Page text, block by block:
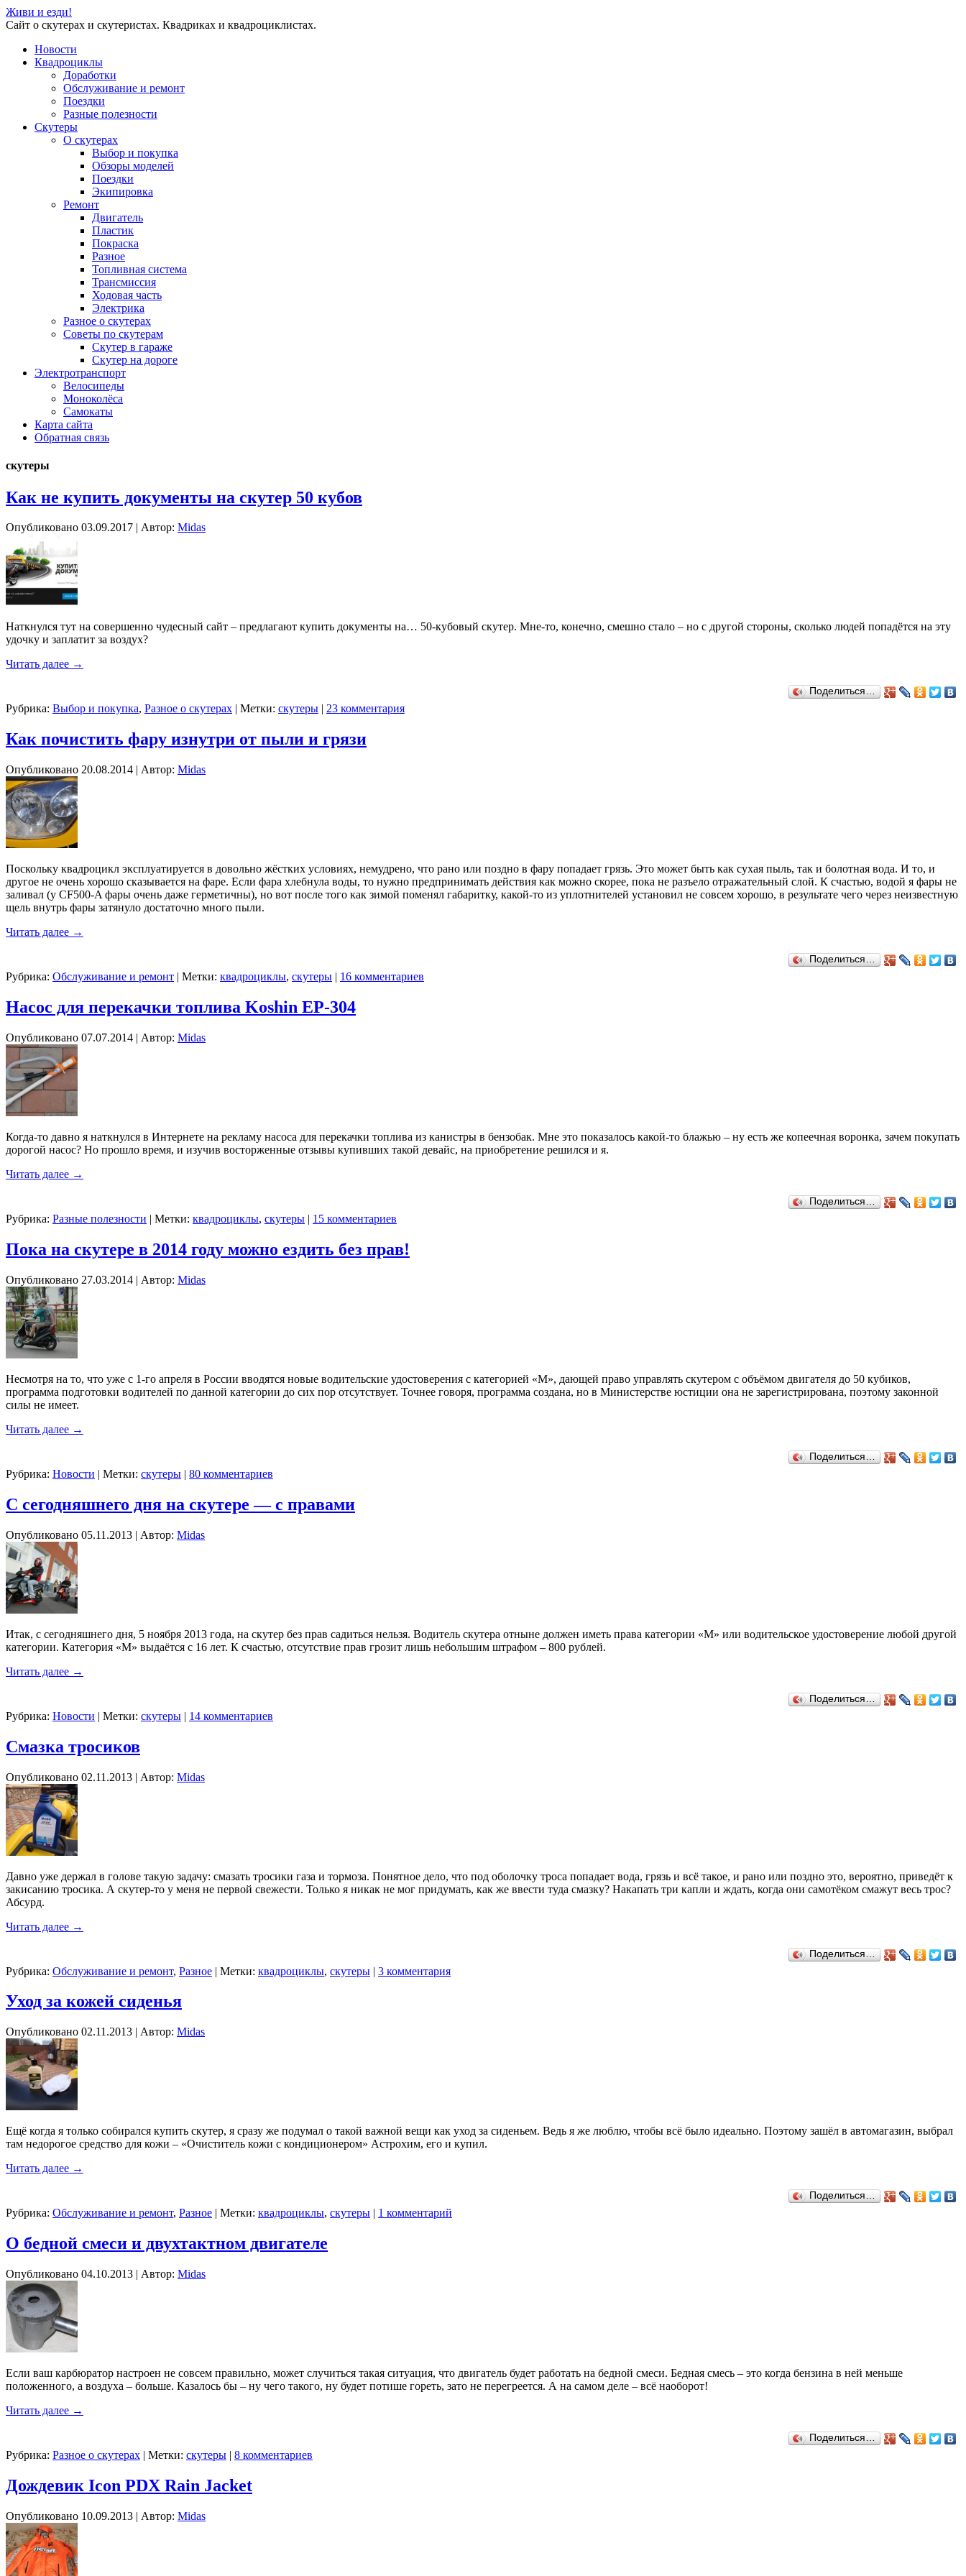
Живи и езди!
Сайт о скутерах и скутеристах. Квадриках и квадроциклистах.
Новости
Квадроциклы
Доработки
Обслуживание и ремонт
Поездки
Разные полезности
Скутеры
О скутерах
Выбор и покупка
Обзоры моделей
Поездки
Экипировка
Ремонт
Двигатель
Пластик
Покраска
Разное
Топливная система
Трансмиссия
Ходовая часть
Электрика
Разное о скутерах
Советы по скутерам
Скутер в гараже
Скутер на дороге
Электротранспорт
Велосипеды
Моноколёса
Самокаты
Карта сайта
Обратная связь
скутеры
Как не купить документы на скутер 50 кубов
Опубликовано 03.09.2017 | Автор: Midas
Наткнулся тут на совершенно чудесный сайт – предлагают купить документы на… 50-кубовый скутер. Мне-то, конечно, смешно стало – но с другой стороны, сколько людей попадётся на эту
удочку и заплатит за воздух?
Читать далее →
Поделиться…
Рубрика: Выбор и покупка, Разное о скутерах | Метки: скутеры | 23 комментария
Как почистить фару изнутри от пыли и грязи
Опубликовано 20.08.2014 | Автор: Midas
Поскольку квадроцикл эксплуатируется в довольно жёстких условиях, немудрено, что рано или поздно в фару попадает грязь. Это может быть как сухая пыль, так и болотная вода. И то, и
другое не очень хорошо сказывается на фаре. Если фара хлебнула воды, то нужно предпринимать действия как можно скорее, пока не разъело отражательный слой. К счастью, водой я фары не
заливал (у CF500-A фары очень даже герметичны), но вот после того как зимой поменял габаритку, какой-то из уплотнителей установил не совсем хорошо, в результате чего через неизвестную
щель внутрь фары затянуло достаточно много пыли.
Читать далее →
Поделиться…
Рубрика: Обслуживание и ремонт | Метки: квадроциклы, скутеры | 16 комментариев
Насос для перекачки топлива Koshin EP-304
Опубликовано 07.07.2014 | Автор: Midas
Когда-то давно я наткнулся в Интернете на рекламу насоса для перекачки топлива из канистры в бензобак. Мне это показалось какой-то блажью – ну есть же копеечная воронка, зачем покупать
дорогой насос? Но прошло время, и изучив восторженные отзывы купивших такой девайс, на приобретение решился и я.
Читать далее →
Поделиться…
Рубрика: Разные полезности | Метки: квадроциклы, скутеры | 15 комментариев
Пока на скутере в 2014 году можно ездить без прав!
Опубликовано 27.03.2014 | Автор: Midas
Несмотря на то, что уже с 1-го апреля в России вводятся новые водительские удостоверения с категорией «М», дающей право управлять скутером с объёмом двигателя до 50 кубиков,
программа подготовки водителей по данной категории до сих пор отсутствует. Точнее говоря, программа создана, но в Министерстве юстиции она не зарегистрирована, поэтому законной
силы не имеет.
Читать далее →
Поделиться…
Рубрика: Новости | Метки: скутеры | 80 комментариев
C сегодняшнего дня на скутере — с правами
Опубликовано 05.11.2013 | Автор: Midas
Итак, с сегодняшнего дня, 5 ноября 2013 года, на скутер без прав садиться нельзя. Водитель скутера отныне должен иметь права категории «М» или водительское удостоверение любой другой
категории. Категория «М» выдаётся с 16 лет. К счастью, отсутствие прав грозит лишь небольшим штрафом – 800 рублей.
Читать далее →
Поделиться…
Рубрика: Новости | Метки: скутеры | 14 комментариев
Смазка тросиков
Опубликовано 02.11.2013 | Автор: Midas
Давно уже держал в голове такую задачу: смазать тросики газа и тормоза. Понятное дело, что под оболочку троса попадает вода, грязь и всё такое, и рано или поздно это, вероятно, приведёт к
закисанию тросика. А скутер-то у меня не первой свежести. Только я никак не мог придумать, как же ввести туда смазку? Накапать три капли и ждать, когда они самотёком смажут весь трос?
Абсурд.
Читать далее →
Поделиться…
Рубрика: Обслуживание и ремонт, Разное | Метки: квадроциклы, скутеры | 3 комментария
Уход за кожей сиденья
Опубликовано 02.11.2013 | Автор: Midas
Ещё когда я только собирался купить скутер, я сразу же подумал о такой важной вещи как уход за сиденьем. Ведь я же люблю, чтобы всё было идеально. Поэтому зашёл в автомагазин, выбрал
там недорогое средство для кожи – «Очиститель кожи с кондиционером» Астрохим, его и купил.
Читать далее →
Поделиться…
Рубрика: Обслуживание и ремонт, Разное | Метки: квадроциклы, скутеры | 1 комментарий
О бедной смеси и двухтактном двигателе
Опубликовано 04.10.2013 | Автор: Midas
Если ваш карбюратор настроен не совсем правильно, может случиться такая ситуация, что двигатель будет работать на бедной смеси. Бедная смесь – это когда бензина в ней меньше
положенного, а воздуха – больше. Казалось бы – ну чего такого, ну будет потише гореть, зато не перегреется. А на самом деле – всё наоборот!
Читать далее →
Поделиться…
Рубрика: Разное о скутерах | Метки: скутеры | 8 комментариев
Дождевик Icon PDX Rain Jacket
Опубликовано 10.09.2013 | Автор: Midas